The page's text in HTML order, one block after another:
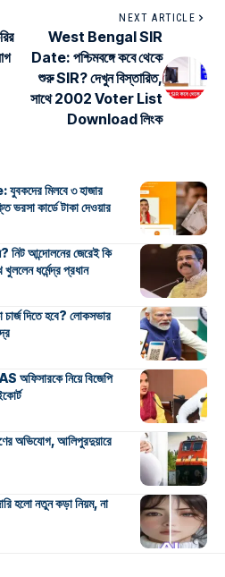
NEXT ARTICLE
West Bengal SIR
Date: পশ্চিমবঙ্গে কবে থেকে
শুরু SIR? দেখুন বিস্তারিত,
সাথে 2002 Voter List
Download লিংক
মিলবে ৩ হাজার
ভরসা কার্ডে টাকা দেওয়ার
নিট আন্দোলনের জেরেই কি
ধর্মেন্দ্র প্রধান
দিতে হবে? লোকসভার
অফিসারকে নিয়ে বিজেপি
অভিযোগ, আলিপুরদুয়ারে
হলো নতুন কড়া নিয়ম, না